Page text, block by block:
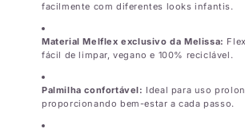
facilmente com diferentes looks infantis.
Material Melflex exclusivo da Melissa:
fácil de limpar, vegano e 100% reciclável.
Palmilha confortável: Ideal para uso
proporcionando bem-estar a cada passo.